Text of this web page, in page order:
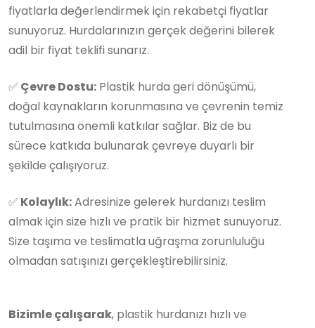
fiyatlarla değerlendirmek için rekabetçi fiyatlar
sunuyoruz. Hurdalarınızın gerçek değerini bilerek
adil bir fiyat teklifi sunarız.
✅ Çevre Dostu: Plastik hurda geri dönüşümü,
doğal kaynakların korunmasına ve çevrenin temiz
tutulmasına önemli katkılar sağlar. Biz de bu
sürece katkıda bulunarak çevreye duyarlı bir
şekilde çalışıyoruz.
✅ Kolaylık:Adresinize gelerek hurdanızı teslim
almak için size hızlı ve pratik bir hizmet sunuyoruz.
Size taşıma ve teslimatla uğraşma zorunluluğu
olmadan satışınızı gerçekleştirebilirsiniz.
Bizimle çalışarak, plastik hurdanızı hızlı ve